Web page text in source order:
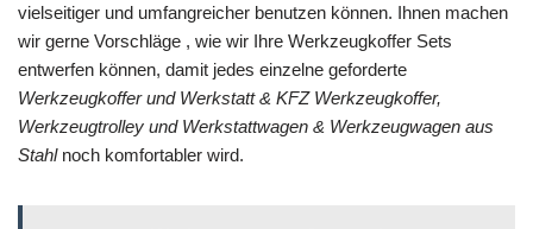
vielseitiger und umfangreicher benutzen können. Ihnen machen
wir gerne Vorschläge , wie wir Ihre Werkzeugkoffer Sets
entwerfen können, damit jedes einzelne geforderte
Werkzeugkoffer und Werkstatt & KFZ Werkzeugkoffer,
Werkzeugtrolley und Werkstattwagen & Werkzeugwagen aus
Stahlnoch komfortabler wird.